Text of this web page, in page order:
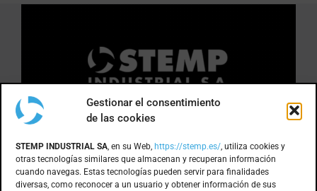
Gestionar el consentimiento
de las cookies
STEMP INDUSTRIAL SA, en su Web, https://stemp.es/, utiliza cookies y
otras tecnologías similares que almacenan y recuperan información
cuando navegas. Estas tecnologías pueden servir para finalidades
diversas, como reconocer a un usuario y obtener información de sus
Anoia, 1 nave 8 · Pol. Ind. Can Bernades